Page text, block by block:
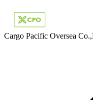
Cargo Pacific Oversea